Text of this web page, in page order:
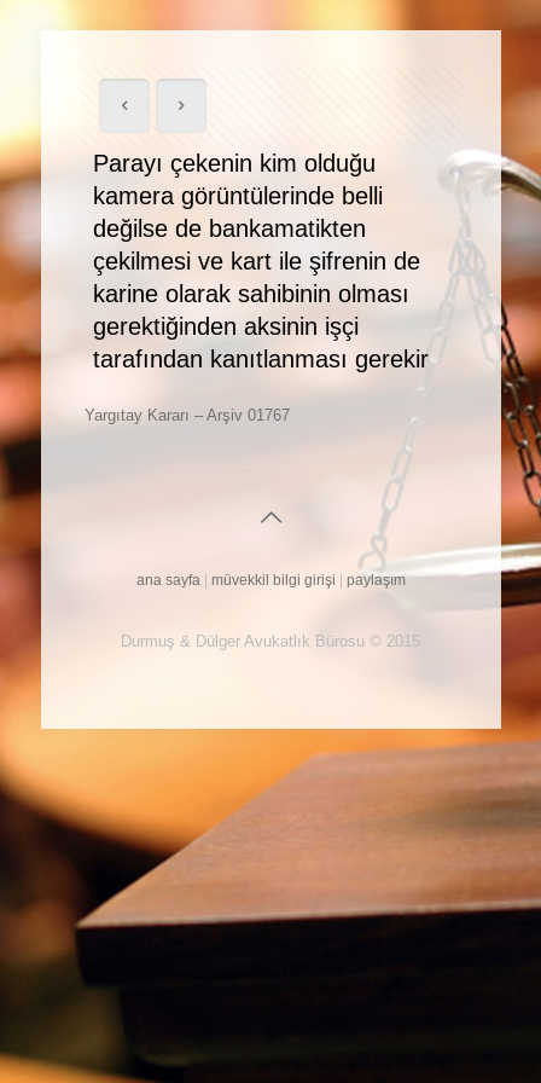
Parayı çekenin kim olduğu
kamera görüntülerinde belli
değilse de bankamatikten
çekilmesi ve kart ile şifrenin de
karine olarak sahibinin olması
gerektiğinden aksinin işçi
tarafından kanıtlanması gerekir
Yargıtay Kararı – Arşiv 01767
ana sayfa| müvekkil bilgi girişi paylaşım
Durmuş & Dülger Avukatlık Bürosu © 2015